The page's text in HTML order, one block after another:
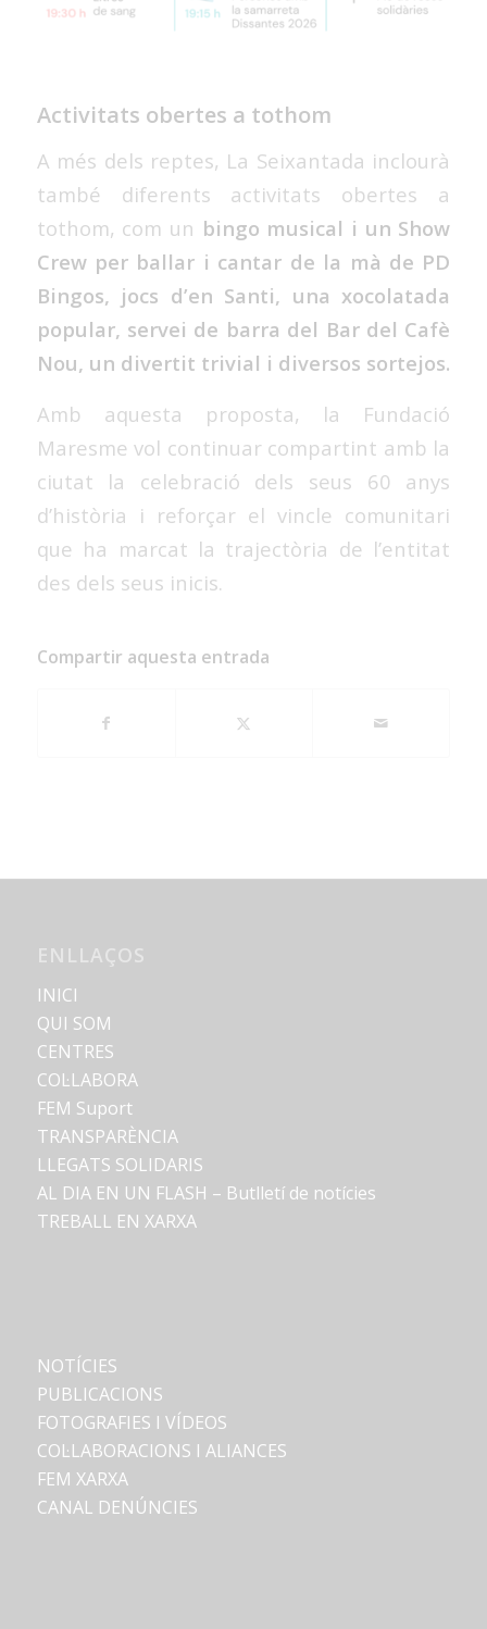
Activitats obertes a tothom
A més dels reptes, La Seixantada inclourà
també diferents activitats obertes a
tothom, com un bingo musical i un Show
Crew per ballar i cantar de la mà de PD
Bingos, jocs d’en Santi, una xocolatada
popular, servei de barra del Bar del Cafè
Nou, un divertit trivial i diversos sortejos.
Amb aquesta proposta, la Fundació
Maresme vol continuar compartint amb la
ciutat la celebració dels seus 60 anys
d’història i reforçar el vincle comunitari
que ha marcat la trajectòria de l’entitat
des dels seus inicis.
Compartir aquesta entrada
ENLLAÇOS
INICI
QUI SOM
CENTRES
COL·LABORA
FEM Suport
TRANSPARÈNCIA
LLEGATS SOLIDARIS
AL DIA EN UN FLASH – Butlletí de notícies
TREBALL EN XARXA
NOTÍCIES
PUBLICACIONS
FOTOGRAFIES I VÍDEOS
COL·LABORACIONS I ALIANCES
FEM XARXA
CANAL DENÚNCIES